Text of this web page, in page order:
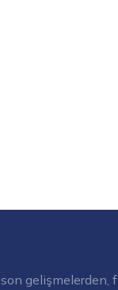
gelişmelerden,